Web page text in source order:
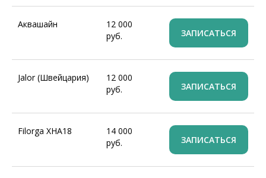
Аквашайн
12 000
руб.
ЗАПИСАТЬСЯ
Jalor (Швейцария)
12 000
руб.
ЗАПИСАТЬСЯ
Filorga XHA18
14 000
руб.
ЗАПИСАТЬСЯ